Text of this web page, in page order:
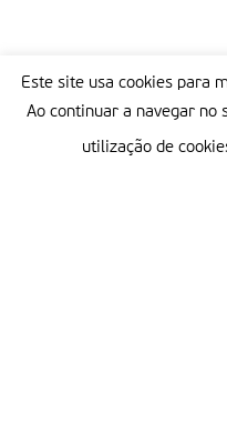
Este site usa cookies para
Ao continuar a navegar no
utilização de